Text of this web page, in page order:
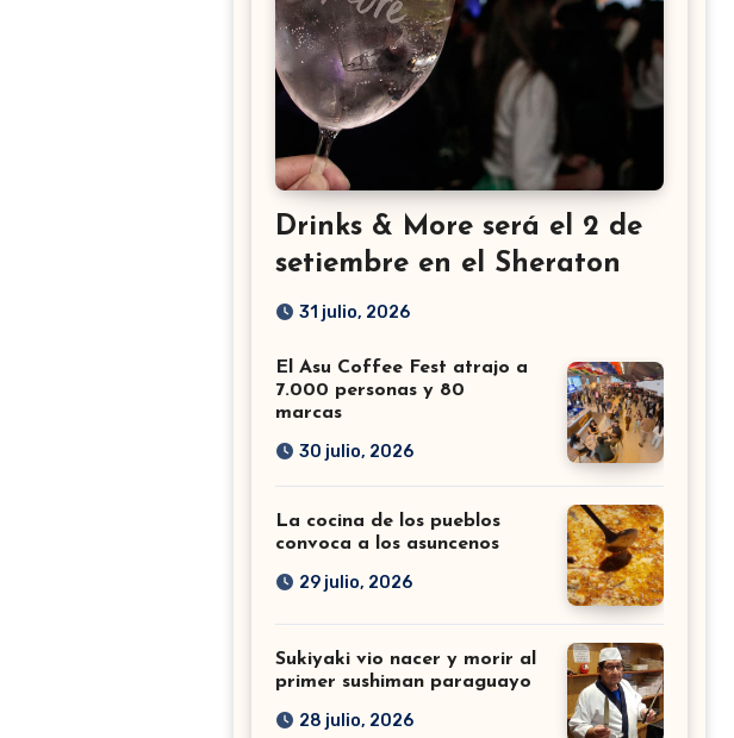
Drinks & More será el 2 de
setiembre en el Sheraton
31 julio, 2026
El Asu Coffee Fest atrajo a
7.000 personas y 80
marcas
30 julio, 2026
La cocina de los pueblos
convoca a los asuncenos
29 julio, 2026
Sukiyaki vio nacer y morir al
primer sushiman paraguayo
28 julio, 2026